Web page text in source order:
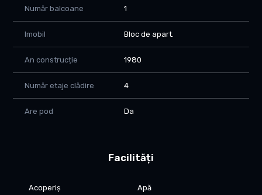
cumparatorului
- An constructie: nedeclarats
- Comision 0% pentru cumparator – platesti doar pretul
- Libertate totala de amenajare – faci tu alegerile, nu platesti
altcuiva gustul
- Transport in comun la usa – liniile E3 si 16 chiar la scara
- Balcon mare de 4 mp – rar la aceasta suprafata
Pentru detalii si programare vizionare, contactati-ne!
Număr balcoane 1
Imobil Bloc de apart.
An construcție 1980
Număr etaje clădire 4
Are pod Da
Facilități
Acoperiș Apă